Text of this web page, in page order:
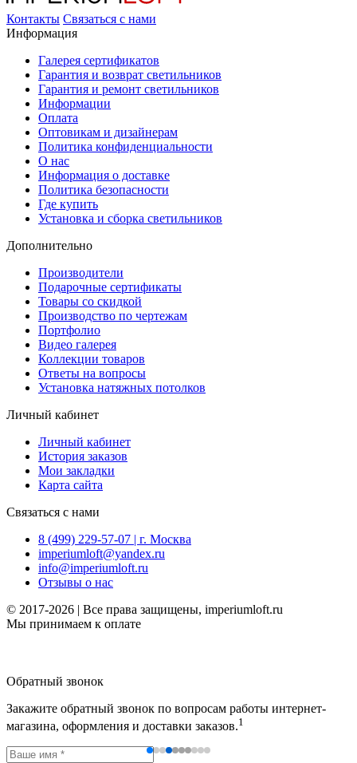
Контакты Связаться с нами
Информация
Галерея сертификатов
Гарантия и возврат светильников
Гарантия и ремонт светильников
Информации
Оплата
Оптовикам и дизайнерам
Политика конфиденциальности
О нас
Информация о доставке
Политика безопасности
Где купить
Установка и сборка светильников
Дополнительно
Производители
Подарочные сертификаты
Товары со скидкой
Производство по чертежам
Портфолио
Видео галерея
Коллекции товаров
Ответы на вопросы
Установка натяжных потолков
Личный кабинет
Личный кабинет
История заказов
Мои закладки
Карта сайта
Связаться с нами
8 (499) 229-57-07 | г. Москва
imperiumloft@yandex.ru
info@imperiumloft.ru
Отзывы о нас
© 2017-2026 | Все права защищены, imperiumloft.ru
Мы принимаем к оплате
Обратный звонок
Закажите обратный звонок по вопросам работы интернет-
магазина, оформления и доставки заказов.1